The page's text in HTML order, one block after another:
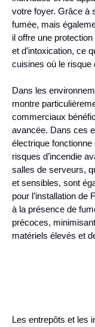
votre foyer. Grâce à
fumée, mais
il offre une
et d’intoxication, ce
cuisines où le risque
Dans les
montre
commerciaux
avancée. Dans ces
électrique
risques d’incendie
salles de serveurs,
et sensibles, sont
pour l’installation de
à la présence de
précoces,
matériels élevés et
Les entrepôts et les